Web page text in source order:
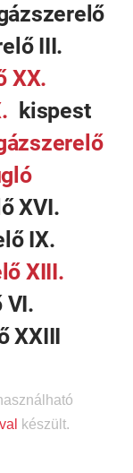
III.
XX.
kispest
XVI.
IX.
XIII.
VI.
XXIII
készült.